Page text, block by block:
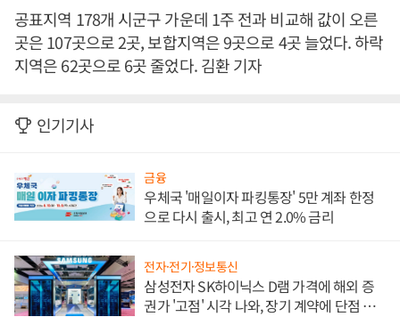
공표지역 178개 시군구 가운데 1주 전과 비교해 값이 오른
곳은 107곳으로 2곳, 보합지역은 9곳으로 4곳 늘었다. 하락
지역은 62곳으로 6곳 줄었다. 김환 기자
인기기사
금융
우체국 '매일이자 파킹통장' 5만 계좌 한정
으로 다시 출시, 최고 연 2.0% 금리
전자·전기·정보통신
삼성전자 SK하이닉스 D램 가격에 해외 증
권가 '고점' 시각 나와, 장기 계약에 단점 부